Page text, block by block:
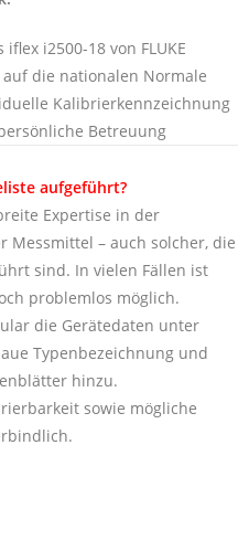
i2500-18 von FLUKE
die nationalen Normale
Kalibrierkennzeichnung
Betreuung
aufgeführt?
Expertise in der
– auch solcher, die
sind. In vielen Fällen ist
problemlos möglich.
die Gerätedaten unter
Typenbezeichnung und
hinzu.
sowie mögliche